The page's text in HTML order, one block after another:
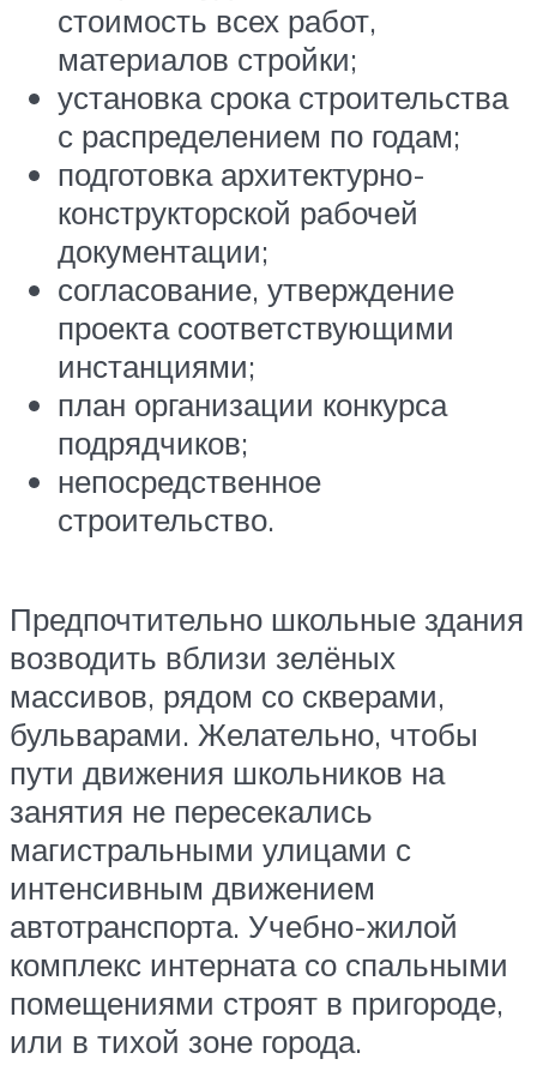
стоимость всех работ,
материалов стройки;
установка срока строительства
с распределением по годам;
подготовка архитектурно-
конструкторской рабочей
документации;
согласование, утверждение
проекта соответствующими
инстанциями;
план организации конкурса
подрядчиков;
непосредственное
строительство.
Предпочтительно школьные здания
возводить вблизи зелёных
массивов, рядом со скверами,
бульварами. Желательно, чтобы
пути движения школьников на
занятия не пересекались
магистральными улицами с
интенсивным движением
автотранспорта. Учебно-жилой
комплекс интерната со спальными
помещениями строят в пригороде,
или в тихой зоне города.